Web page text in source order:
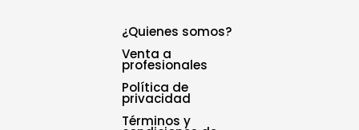
¿Quienes somos?
Venta a
profesionales
Política de
privacidad
Términos y